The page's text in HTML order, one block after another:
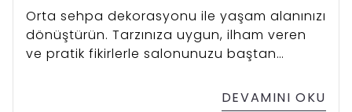
Orta sehpa dekorasyonu ile yaşam alanınızı
dönüştürün. Tarzınıza uygun, ilham veren
ve pratik fikirlerle salonunuzu baştan
DEVAMINI OKU